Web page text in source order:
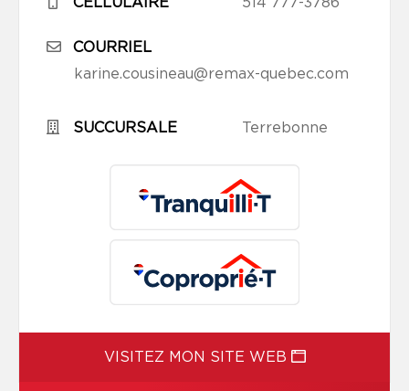
COURRIEL
karine.cousineau@remax-quebec.com
SUCCURSALE Terrebonne
VISITEZ MON SITE WEB